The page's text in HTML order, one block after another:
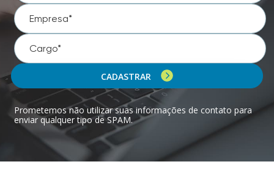
CADASTRAR
Prometemos não utilizar suas informações de contato para
enviar qualquer tipo de SPAM.